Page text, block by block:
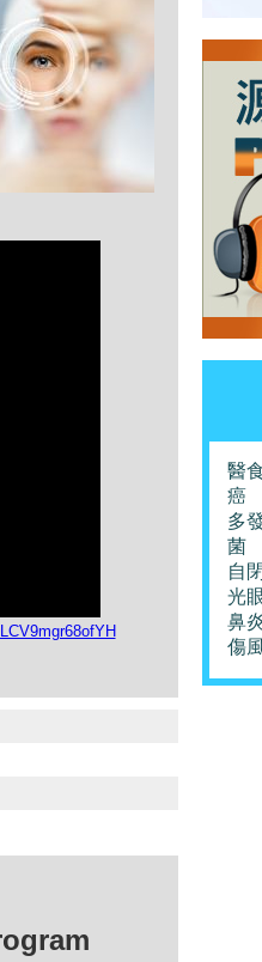
醫
癌
多
菌
自
光
鼻
傷